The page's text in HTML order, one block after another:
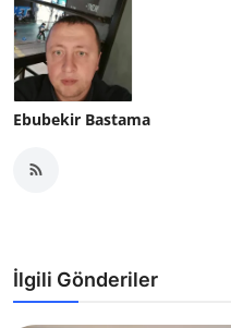
Ebubekir Bastama
İlgili Gönderiler